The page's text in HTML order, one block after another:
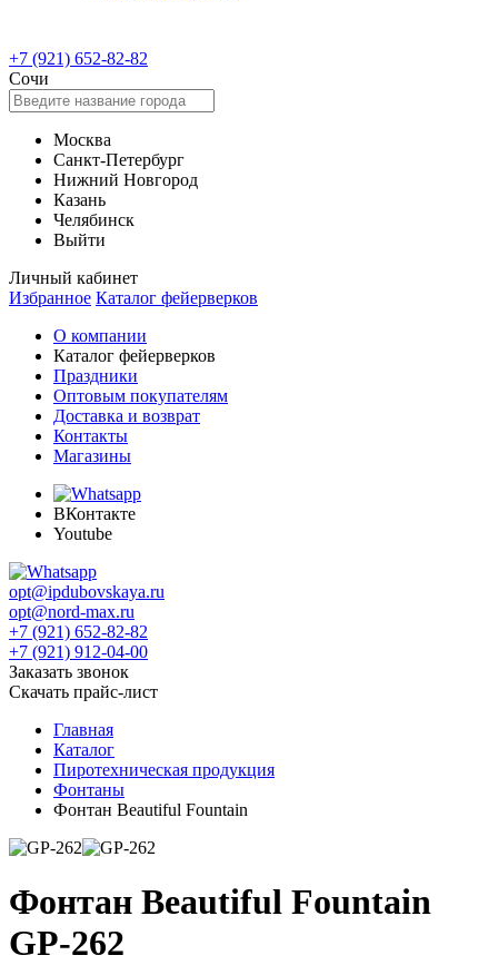
+7 (921) 652-82-82
Сочи
Москва
Санкт-Петербург
Нижний Новгород
Казань
Челябинск
Выйти
Личный кабинет
Избранное Каталог фейерверков
О компании
Каталог фейерверков
Праздники
Оптовым покупателям
Доставка и возврат
Контакты
Магазины
ВКонтакте
Youtube
opt@ipdubovskaya.ru
opt@nord-max.ru
+7 (921) 652-82-82
+7 (921) 912-04-00
Заказать звонок
Скачать прайс-лист
Главная
Каталог
Пиротехническая продукция
Фонтаны
Фонтан Beautiful Fountain
Фонтан Beautiful Fountain
GP-262